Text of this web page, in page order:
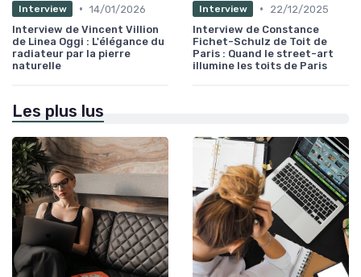
Interview • 14/01/2026
Interview de Vincent Villion
de Linea Oggi : L'élégance du
radiateur par la pierre
naturelle
Interview •
22/12/2025
Interview de Constance
Fichet-Schulz de Toit de
Paris : Quand le street-art
illumine les toits de Paris
Les plus lus